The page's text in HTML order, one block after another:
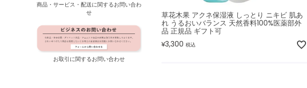
商品・サービス・配送に関するお問い合わ
せ
お取引に関するお問い合わせ
草花木果 アクネ保湿液 しっとり ニキビ 肌あ
れ うるおいバランス 天然香料100%医薬部外
品 正規品 ギフト可
¥3,300 税込